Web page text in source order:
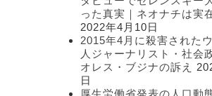
った真実｜ネオナチは実
2022年4月10日
2015年4月に殺害された
人ジャーナリスト・社会
オレス・ブジナの訴え
日
厚生労働省発表の人口動